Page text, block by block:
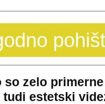
zelo
estetski